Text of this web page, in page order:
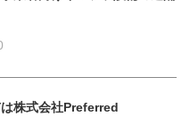
株式会社Preferred